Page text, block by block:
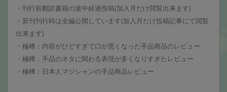
・刊行前翻訳書籍の途中経過投稿(加入月だけ閲覧出来ます)
・新刊刊行時は全編公開しています(加入月だけ投稿記事にて閲覧
出来ます)
・極稀：内容がひどすぎて口が悪くなった手品商品のレビュー
・極稀：手品のネタに関わる表現が多くなりすぎたレビュー
・極稀：日本人マジシャンの手品商品レビュー